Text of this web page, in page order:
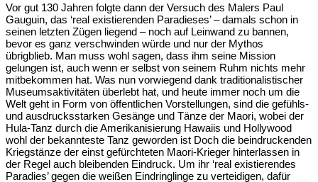
Vor gut 130 Jahren folgte dann der Versuch des Malers Paul
Gauguin, das ‘real existierenden Paradieses’ – damals schon in
seinen letzten Zügen liegend – noch auf Leinwand zu bannen,
bevor es ganz verschwinden würde und nur der Mythos
übrigblieb. Man muss wohl sagen, dass ihm seine Mission
gelungen ist, auch wenn er selbst von seinem Ruhm nichts mehr
mitbekommen hat. Was nun vorwiegend dank traditionalistischer
Museumsaktivitäten überlebt hat, und heute immer noch um die
Welt geht in Form von öffentlichen Vorstellungen, sind die gefühls-
und ausdrucksstarken Gesänge und Tänze der Maori, wobei der
Hula-Tanz durch die Amerikanisierung Hawaiis und Hollywood
wohl der bekannteste Tanz geworden ist Doch die beindruckenden
Kriegstänze der einst gefürchteten Maori-Krieger hinterlassen in
der Regel auch bleibenden Eindruck. Um ihr ‘real existierendes
Paradies’ gegen die weißen Eindringlinge zu verteidigen, dafür